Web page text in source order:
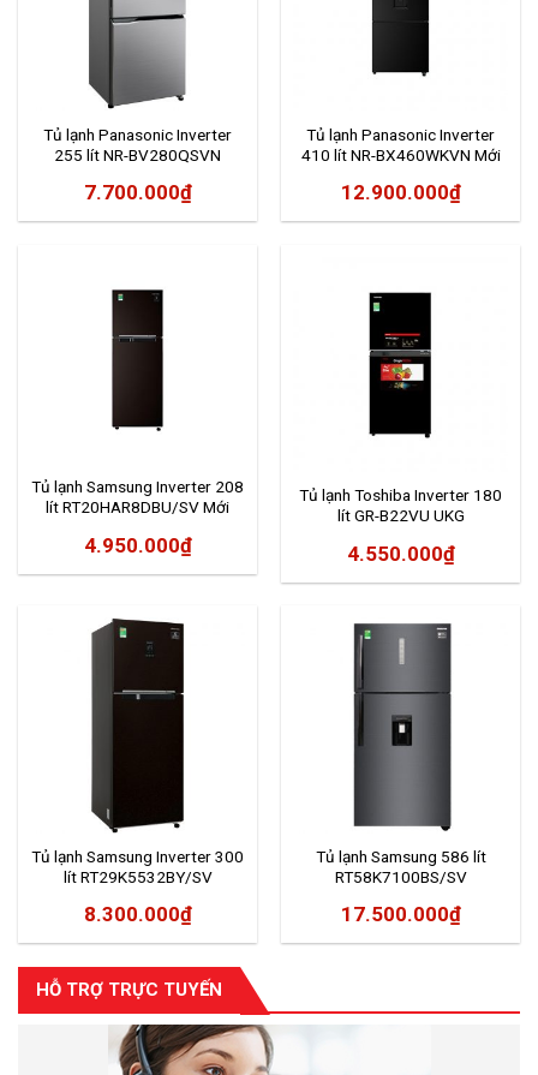
HỖ TRỢ TRỰC TUYẾN
Tủ lạnh Panasonic Inverter
255 lít NR-BV280QSVN
7.700.000₫
Tủ lạnh Panasonic Inverter
410 lít NR-BX460WKVN Mới
12.900.000₫
Tủ lạnh Samsung Inverter 208
lít RT20HAR8DBU/SV Mới
4.950.000₫
Tủ lạnh Toshiba Inverter 180
lít GR-B22VU UKG
4.550.000₫
Tủ lạnh Samsung Inverter 300
lít RT29K5532BY/SV
8.300.000₫
Tủ lạnh Samsung 586 lít
RT58K7100BS/SV
17.500.000₫